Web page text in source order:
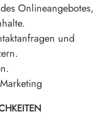
Onlineangebotes,
und